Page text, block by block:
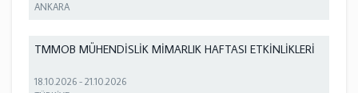
ANKARA
TMMOB MÜHENDİSLİK MİMARLIK HAFTASI ETKİNLİKLERİ
18.10.2026 -21.10.2026